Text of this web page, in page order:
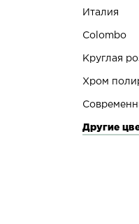
Италия
Colombo
Круглая
Хром
Другие